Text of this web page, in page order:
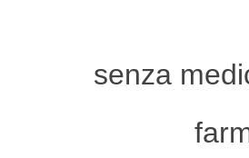
senza